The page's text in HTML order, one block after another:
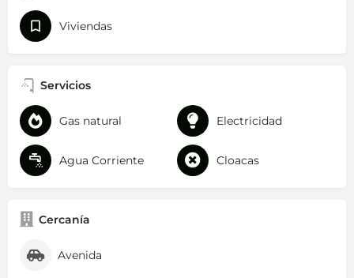
Viviendas
Servicios
Gas natural Electricidad
Agua Corriente Cloacas
Cercanía
Avenida